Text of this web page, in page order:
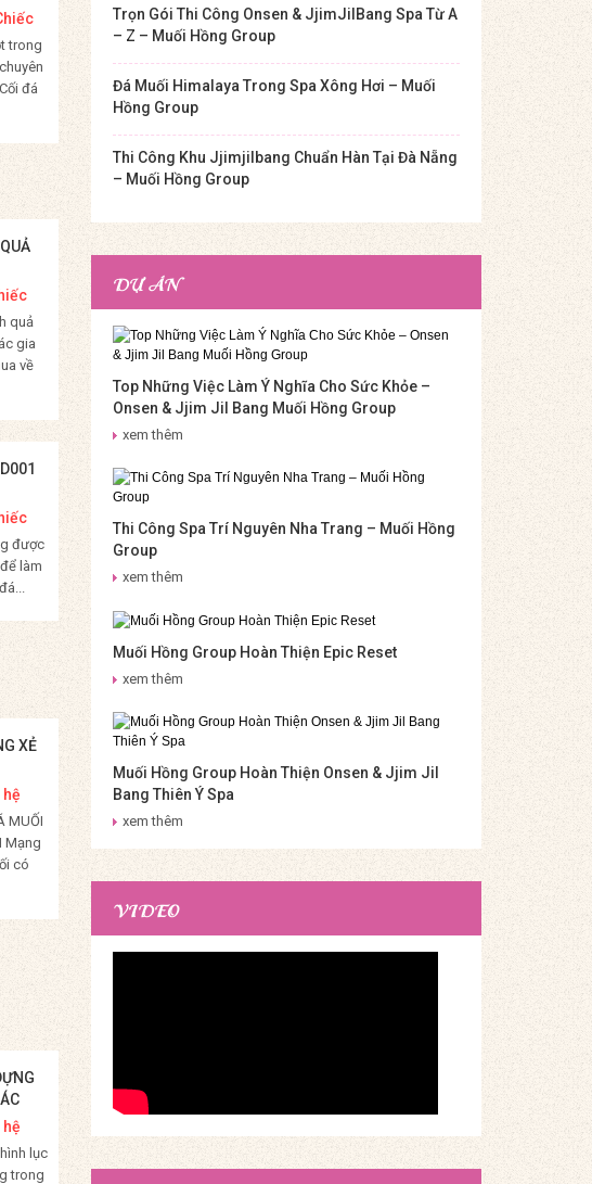
trong
đá
quả
gia
về
được
làm
XẺ
MUỐI
Mạng
có
lục
trong
Trọn Gói Thi Công Onsen & JjimJilBang Spa Từ A
– Z – Muối Hồng Group
Đá Muối Himalaya Trong Spa Xông Hơi – Muối
Hồng Group
Thi Công Khu Jjimjilbang Chuẩn Hàn Tại Đà Nẵng
– Muối Hồng Group
DỰ ÁN
Top Những Việc Làm Ý Nghĩa Cho Sức Khỏe –
Onsen & Jjim Jil Bang Muối Hồng Group
xem thêm
Thi Công Spa Trí Nguyên Nha Trang – Muối Hồng
Group
xem thêm
Muối Hồng Group Hoàn Thiện Epic Reset
xem thêm
Muối Hồng Group Hoàn Thiện Onsen & Jjim Jil
Bang Thiên Ý Spa
xem thêm
VIDEO